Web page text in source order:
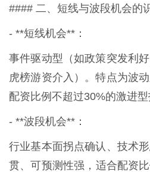
#### 二、短线与波段机会的
- **短线机会**：
事件驱动型（如政策突发利
虎榜游资介入）。特点为波
配资比例不超过30%的激进型
- **波段机会**：
行业基本面拐点确认、技术
贯、可预测性强，适合配资